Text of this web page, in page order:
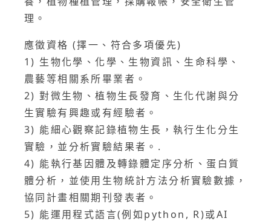
理。
應徵資格 (擇一、符合多項優先)
1) 生物化學、化學、生物資訊、生命科學、
農藝等相關系所畢業者。
2) 對微生物、植物生長發育、生化代謝與分
生實驗有興趣或有經驗者。
3) 能細心觀察記錄植物生長，執行生化分生
實驗，並分析實驗結果者。.
4) 能執行基因體及轉錄體定序分析、蛋白質
體分析，並使用生物統計方法分析實驗數據，
協同計畫相關期刊發表者。
5) 能運用程式語言(例如python, R)或AI